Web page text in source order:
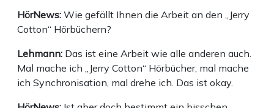
HörNews: Wie gefällt Ihnen die Arbeit an den „Jerry
Cotton“ Hörbüchern?
Lehmann: Das ist eine Arbeit wie alle anderen auch.
Mal mache ich „Jerry Cotton“ Hörbücher, mal mache
ich Synchronisation, mal drehe ich. Das ist okay.